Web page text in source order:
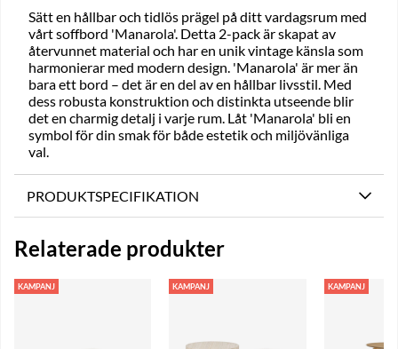
Sätt en hållbar och tidlös prägel på ditt vardagsrum med
vårt soffbord 'Manarola'. Detta 2-pack är skapat av
återvunnet material och har en unik vintage känsla som
harmonierar med modern design. 'Manarola' är mer än
bara ett bord – det är en del av en hållbar livsstil. Med
dess robusta konstruktion och distinkta utseende blir
det en charmig detalj i varje rum. Låt 'Manarola' bli en
symbol för din smak för både estetik och miljövänliga
val.
PRODUKTSPECIFIKATION
Relaterade produkter
KAMPANJ KAMPANJ KAMPANJ